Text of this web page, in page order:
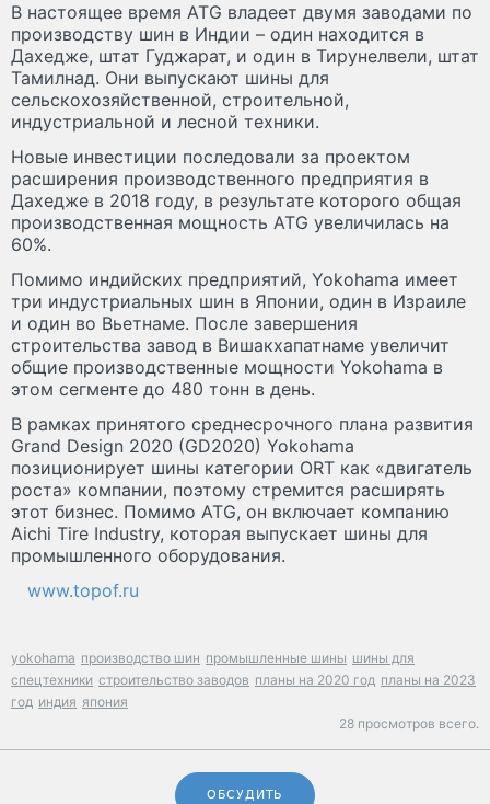
В настоящее время ATG владеет двумя заводами по
производству шин в Индии – один находится в
Дахедже, штат Гуджарат, и один в Тирунелвели, штат
Тамилнад. Они выпускают шины для
сельскохозяйственной, строительной,
индустриальной и лесной техники.
Новые инвестиции последовали за проектом
расширения производственного предприятия в
Дахедже в 2018 году, в результате которого общая
производственная мощность ATG увеличилась на
60%.
Помимо индийских предприятий, Yokohama имеет
три индустриальных шин в Японии, один в Израиле
и один во Вьетнаме. После завершения
строительства завод в Вишакхапатнаме увеличит
общие производственные мощности Yokohama в
этом сегменте до 480 тонн в день.
В рамках принятого среднесрочного плана развития
Grand Design 2020 (GD2020) Yokohama
позиционирует шины категории ORT как «двигатель
роста» компании, поэтому стремится расширять
этот бизнес. Помимо ATG, он включает компанию
Aichi Tire Industry, которая выпускает шины для
промышленного оборудования.
www.topof.ru
yokohama производство шин промышленные шины шины для
спецтехники строительство заводов планы на 2020 год планы на 2023
год индия япония
28 просмотров всего.
ОБСУДИТЬ